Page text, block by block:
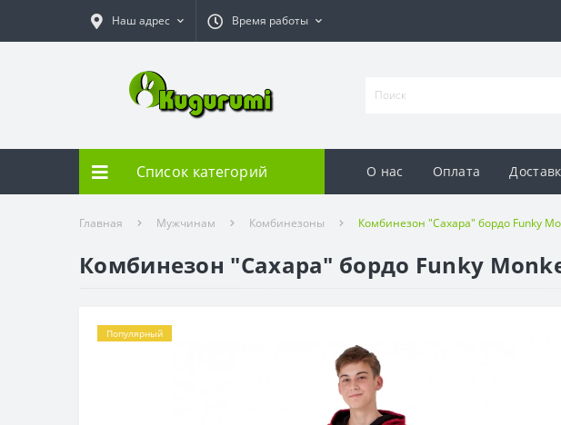
Наш адрес Время работы
Список категорий О нас Оплата
Главная Мужчинам Комбинезоны Комбинезон "Сахара" бордо Funky
Комбинезон "Сахара" бордо Funky
Популярный